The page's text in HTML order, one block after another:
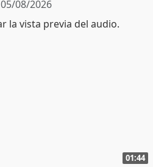
05/08/2026
01:44